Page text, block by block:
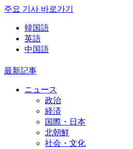
주요 기사 바로가기
韓国語
英語
中国語
最新記事
ニュース
政治
経済
国際・日本
北朝鮮
社会・文化